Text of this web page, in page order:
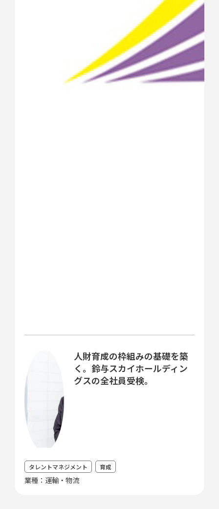
人財育成の枠組みの基礎を築
く。鈴与スカイホールディン
グスの全社員受検。
業種：運輸・物流
タレントマネジメント 育成